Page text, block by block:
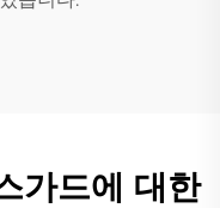
가드에 대한